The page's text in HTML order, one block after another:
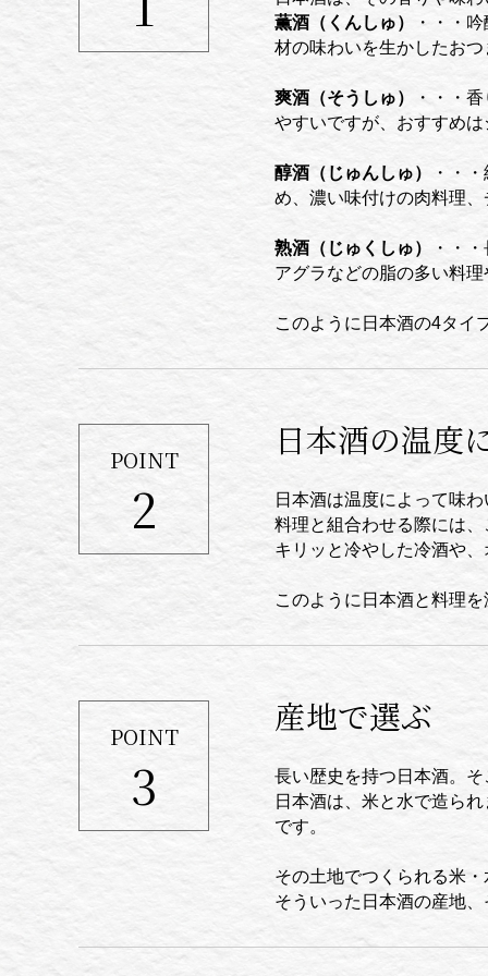
薫酒（くんしゅ）
・・・
材の味わいを生かしたお
爽酒（そうしゅ）
・・・
やすいですが、おすすめ
醇酒（じゅんしゅ）
・・
め、濃い味付けの肉料理
熟酒（じゅくしゅ）
・・
アグラなどの脂の多い料
このように日本酒の4タイ
POINT
2
日本酒の温度
日本酒は温度によって味
料理と組合わせる際には
キリッと冷やした冷酒や
このように日本酒と料理
POINT
3
産地で選ぶ
長い歴史を持つ日本酒。
日本酒は、米と水で造ら
です。
その土地でつくられる米
そういった日本酒の産地